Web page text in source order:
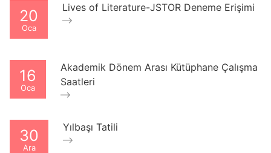
20
Oca
Lives of Literature-JSTOR Deneme Erişimi
16
Oca
Akademik Dönem Arası Kütüphane Çalışma
Saatleri
30
Ara
Yılbaşı Tatili